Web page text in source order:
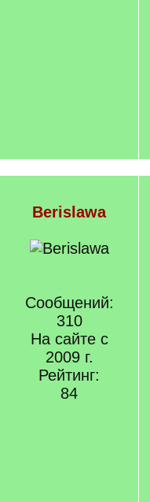
Berislawa
Сообщений:
310
На сайте с
2009 г.
Рейтинг:
84